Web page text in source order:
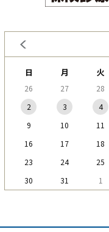
日 月 火
26 27 28
2
3 4
9
10 11
16
17 18
23
24 25
30
31 1